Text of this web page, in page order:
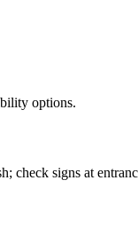
options.
check signs at